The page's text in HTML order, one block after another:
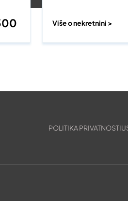
Više o nekretnini >
POLITIKA PRIVATNOSTI